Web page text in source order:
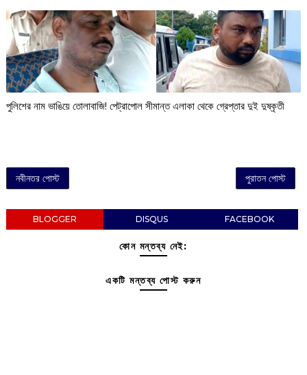
পুলিশের নাম ভাঙিয়ে তোলাবাজি! পেট্রাপোল সীমান্ত এলাকা থেকে গ্রেপ্তার দুই দুষ্কৃতী
নবীনতর পোস্ট পুরাতন পোস্ট
BLOGGER DISQUS FACEBOOK
কোন মন্তব্য নেই:
একটি মন্তব্য পোস্ট করুন